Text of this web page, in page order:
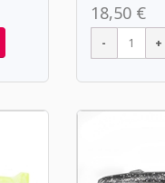
18,50 €